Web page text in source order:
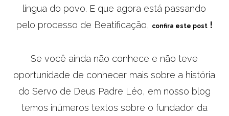
língua do povo. E que agora está passando
pelo processo de Beatificação, confira este post!
Se você ainda não conhece e não teve
oportunidade de conhecer mais sobre a história
do Servo de Deus Padre Léo, em nosso blog
temos inúmeros textos sobre o fundador da